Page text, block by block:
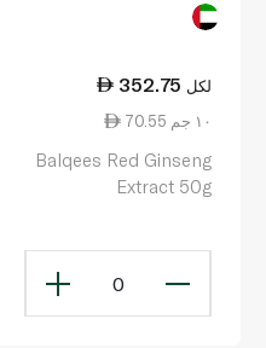
352.75 لكل
70.55 ١٠ جم
Balqees Red Ginseng
Extract 50g
0